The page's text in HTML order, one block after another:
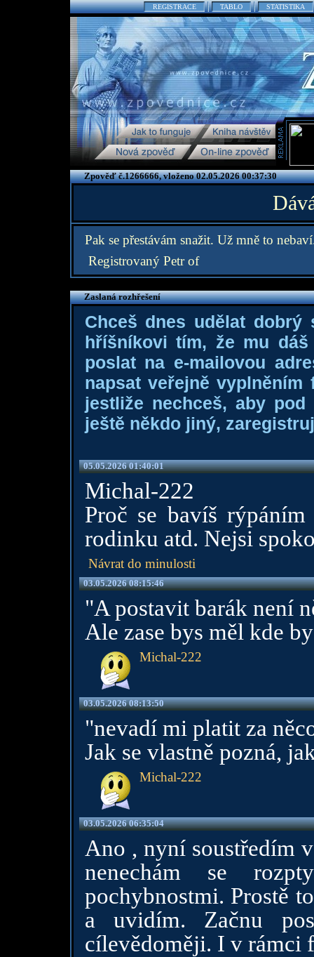
REGISTRACE TABLO STATISTIKA
Zpověď č.1266666, vloženo 02.05.2026 00:37:30
Pak se přestávám snažit. Už mně to
Registrovaný Petr of
Zaslaná rozhřešení
Chceš dnes udělat dobrý
hříšníkovi tím, že mu
poslat na e-mailovou
napsat veřejně
jestliže nechceš, aby
ještě někdo jiný,
05.05.2026 01:40:01
Michal-222
Proč se bavíš
rodinku atd. Nejsi
Návrat do minulosti
03.05.2026 08:15:46
"A postavit barák není
Ale zase bys měl kde
Michal-222
03.05.2026 08:13:50
"nevadí mi platit za
Jak se vlastně pozná,
Michal-222
03.05.2026 06:35:04
Ano , nyní soustředím
nenechám se
pochybnostmi. Prostě
a uvidím. Začnu
cílevědoměji. I v rámci